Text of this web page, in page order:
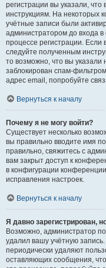
регистрации вы указали,
инструкциям. На некоторых
учётные записи были
администратором до входа
процессе регистрации.
следуйте полученным
то возможно, что вы
заблокирован спам-
адрес email, попробуйте
Вернуться к началу
Почему я не могу войти?
Существует несколько
вы правильно вводите имя
правильно, свяжитесь с
вам закрыт доступ к
в конфигурации
исправления настроек.
Вернуться к началу
Я давно зарегистрирован,
Возможно, администратор
удалил вашу учётную
периодически удаляют
оставляющих сообщения,